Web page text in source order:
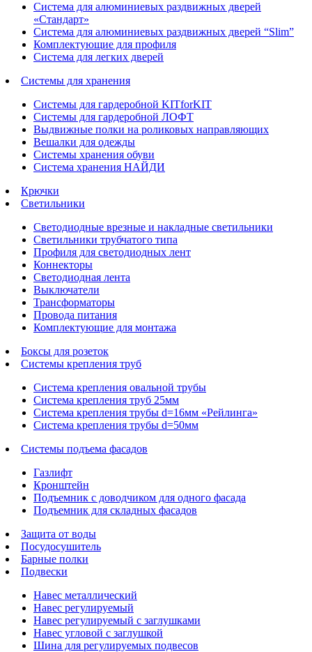
Система для алюминиевых раздвижных дверей
«Стандарт»
Система для алюминиевых раздвижных дверей “Slim”
Комплектующие для профиля
Система для легких дверей
Системы для хранения
Системы для гардеробной KITforKIT
Системы для гардеробной ЛОФТ
Выдвижные полки на роликовых направляющих
Вешалки для одежды
Системы хранения обуви
Система хранения НАЙДИ
Крючки
Светильники
Светодиодные врезные и накладные светильники
Светильники трубчатого типа
Профиля для светодиодных лент
Коннекторы
Светодиодная лента
Выключатели
Трансформаторы
Провода питания
Комплектующие для монтажа
Боксы для розеток
Системы крепления труб
Система крепления овальной трубы
Система крепления труб 25мм
Система крепления трубы d=16мм «Рейлинга»
Система крепления трубы d=50мм
Системы подъема фасадов
Газлифт
Кронштейн
Подъемник с доводчиком для одного фасада
Подъемник для складных фасадов
Защита от воды
Посудосушитель
Барные полки
Подвески
Навес металлический
Навес регулируемый
Навес регулируемый с заглушками
Навес угловой с заглушкой
Шина для регулируемых подвесов